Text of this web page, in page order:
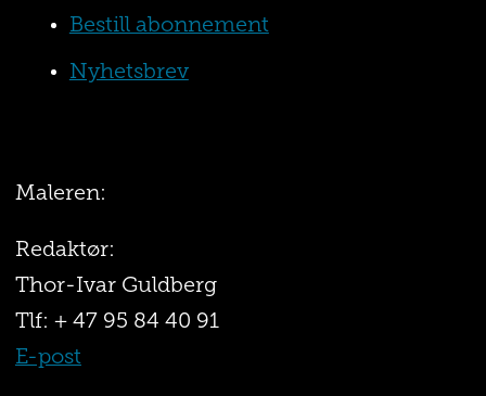
Bestill abonnement
Nyhetsbrev
Maleren:
Redaktør:
Thor-Ivar Guldberg
Tlf: + 47 95 84 40 91
E-post